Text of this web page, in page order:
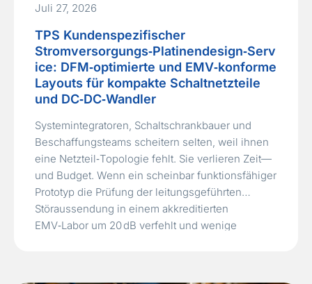
Juli 27, 2026
TPS Kundenspezifischer
Stromversorgungs‑Platinendesign‑Serv
ice: DFM‑optimierte und EMV‑konforme
Layouts für kompakte Schaltnetzteile
und DC‑DC‑Wandler
Systemintegratoren, Schaltschrankbauer und
Beschaffungsteams scheitern selten, weil ihnen
eine Netzteil‑Topologie fehlt. Sie verlieren Zeit—
und Budget. Wenn ein scheinbar funktionsfähiger
Prototyp die Prüfung der leitungsgeführten
Störaussendung in einem akkreditierten
EMV‑Labor um 20 dB verfehlt und wenige